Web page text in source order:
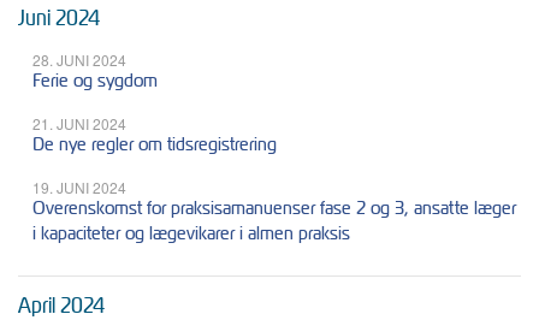
Juni 2024
28. JUNI 2024
Ferie og sygdom
21. JUNI 2024
De nye regler om tidsregistrering
19. JUNI 2024
Overenskomst for praksisamanuenser fase 2 og 3, ansatte læger
i kapaciteter og lægevikarer i almen praksis
April 2024